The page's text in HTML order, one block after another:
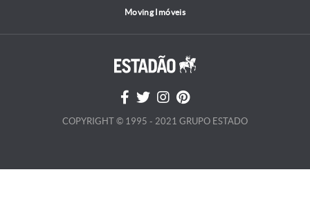
Moving Imóveis
COPYRIGHT © 1995 - 2021 GRUPO ESTADO